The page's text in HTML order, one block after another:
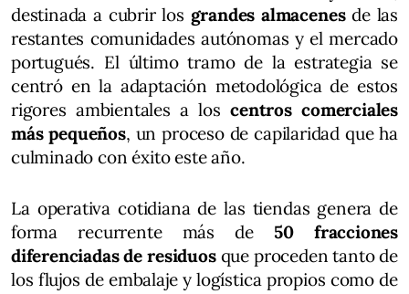
destinada a cubrir los grandes almacenesde las
restantes comunidades autónomas y el mercado
portugués. El último tramo de la estrategia se
centró en la adaptación metodológica de estos
rigores ambientales a los centros comerciales
más pequeños, un proceso de capilaridad que ha
culminado con éxito este año.
La operativa cotidiana de las tiendas genera de
forma recurrente más de50 fracciones
diferenciadas de residuos que proceden tanto de
los flujos de embalaje y logística propios como de